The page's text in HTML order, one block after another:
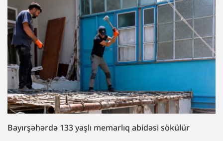
Bayırşəhərdə 133 yaşlı memarlıq abidəsi sökülür